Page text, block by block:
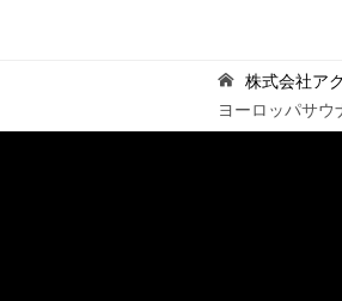
ゲ
ー
シ
株式会社ア
ヨーロッパサ